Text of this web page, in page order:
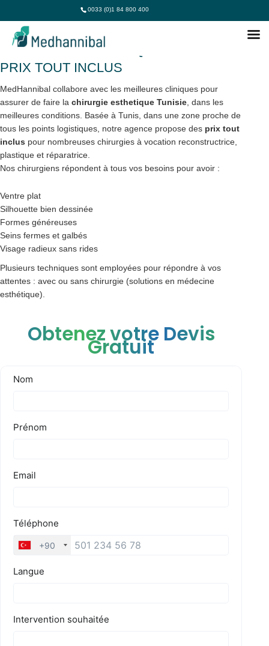
0033 (0)1 84 800 400
CHIRURGIE ESTHETIQUE TUNISIE :
PRIX TOUT INCLUS
MedHannibal collabore avec les meilleures cliniques pour
assurer de faire la chirurgie esthetique Tunisie , dans les
meilleures conditions. Basée à Tunis, dans une zone proche de
tous les points logistiques, notre agence propose des prix tout
inclus pour nombreuses chirurgies à vocation reconstructrice,
plastique et réparatrice.
Nos chirurgiens répondent à tous vos besoins pour avoir :
Ventre plat
Silhouette bien dessinée
Formes généreuses
Seins fermes et galbés
Visage radieux sans rides
Plusieurs techniques sont employées pour répondre à vos
attentes : avec ou sans chirurgie (solutions en médecine
esthétique).
Obtenez votre Devis
Gratuit